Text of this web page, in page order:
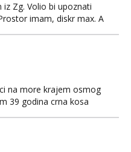
iz Zg. Volio bi upoznati
imam, diskr max. A
na more krajem osmog
39 godina crna kosa